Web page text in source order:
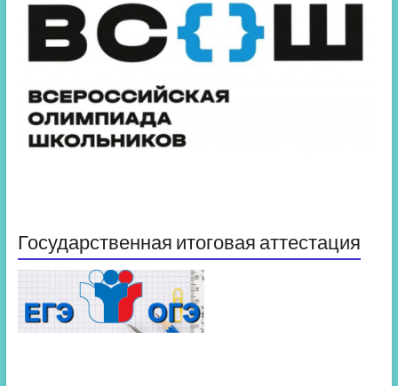
Государственная итоговая аттестация